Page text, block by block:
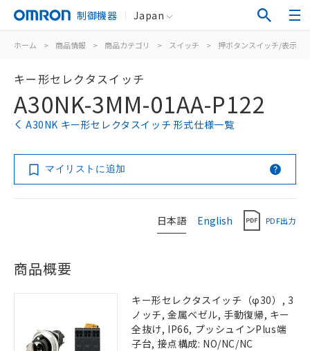
制御機器 Japan
ホーム > 商品情報 > 商品カテゴリ > スイッチ > 押ボタンスイッチ/表示灯
キー形セレクタスイッチ
A30NK-3MM-01AA-P122
A30NK キー形セレクタスイッチ 形式仕様一覧
マイリストに追加
日本語 English PDF出力
商品概要
キー形セレクタスイッチ（φ30）, 3
ノッチ, 金属ベゼル, 手動復帰, キー
全抜け, IP66, プッシュインPlus端
子台, 接点構成: NO/NC/NC